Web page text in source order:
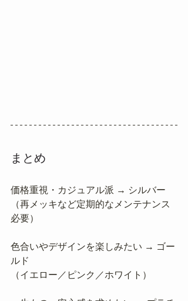
まとめ
価格重視・カジュアル派 → シルバー
（再メッキなど定期的なメンテナンス
必要）
色合いやデザインを楽しみたい → ゴー
ルド
（イエロー／ピンク／ホワイト）